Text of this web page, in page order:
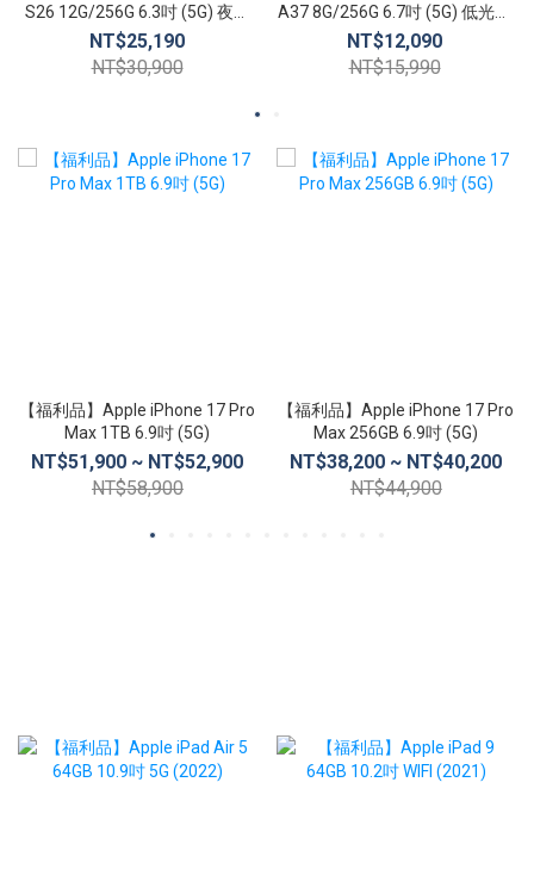
S26 12G/256G 6.3吋 (5G) 夜幕
明亮攝影 水平鎖定
NT$25,190
NT$30,900
A37 8G/256G 6.7吋 (5G) 低光攝
影 物件橡皮擦 快速分享
NT$12,090
NT$15,990
【福利品】Apple iPhone 17 Pro
Max 1TB 6.9吋 (5G)
NT$51,900 ~ NT$52,900
NT$58,900
【福利品】Apple iPhone 17 Pro
Max 256GB 6.9吋 (5G)
NT$38,200 ~ NT$40,200
NT$44,900